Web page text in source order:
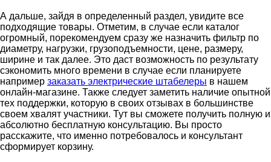
А дальше, зайдя в определенный раздел, увидите все
подходящие товары. Отметим, в случае если каталог
огромный, порекомендуем сразу же назначить фильтр по
диаметру, нагрузки, грузоподъемности, цене, размеру,
ширине и так далее. Это даст возможность по результату
сэкономить много времени в случае если планируете
например заказать электрические штабелеры в нашем
онлайн-магазине. Также следует заметить наличие опытной
тех поддержки, которую в своих отзывах в большинстве
своем хвалят участники. Тут вы сможете получить полную и
абсолютно бесплатную консультацию. Вы просто
расскажите, что именно потребовалось и консультант
сформирует корзину.